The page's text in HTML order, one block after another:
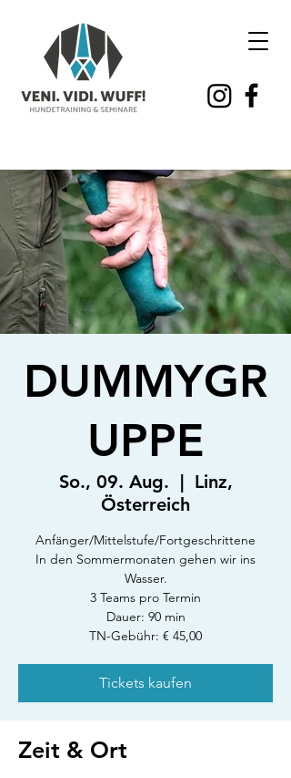
DUMMYGR
UPPE
So., 09. Aug.
  |
Linz,
Österreich
Anfänger/Mittelstufe/Fortgeschrittene
In den Sommermonaten gehen wir ins
Wasser.
3 Teams pro Termin
Dauer: 90 min
TN-Gebühr: € 45,00
Tickets kaufen
Zeit & Ort